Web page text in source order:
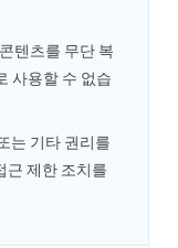
텐츠를 무단 복
사용할 수 없습
는 기타 권리를
근 제한 조치를